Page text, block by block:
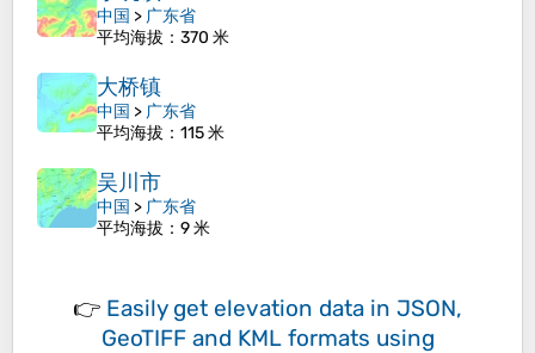
中国 > 广东省
平均海拔 ：370 米
大桥镇
中国 > 广东省
平均海拔 ：115 米
吴川市
中国 > 广东省
平均海拔 ：9 米
👉 Easily get elevation data in JSON,
GeoTIFF and KML formats using